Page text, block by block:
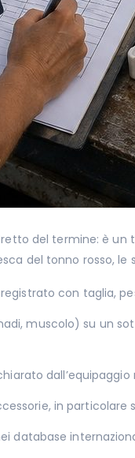
del termine: è
del tonno rosso,
con taglia,
muscolo) su un
in
database